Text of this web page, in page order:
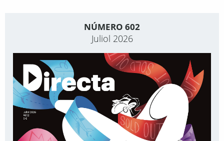
NÚMERO 602
Juliol 2026